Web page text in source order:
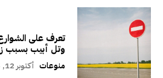
تعرف على
وتل أبيب بسبب
منوعات أكتوبر 12, 2025